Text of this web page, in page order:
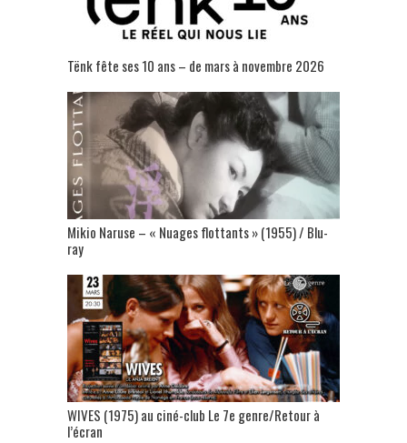
Tënk fête ses 10 ans – de mars à novembre 2026
Mikio Naruse – « Nuages flottants » (1955) / Blu-
ray
WIVES (1975) au ciné-club Le 7e genre/Retour à
l’écran